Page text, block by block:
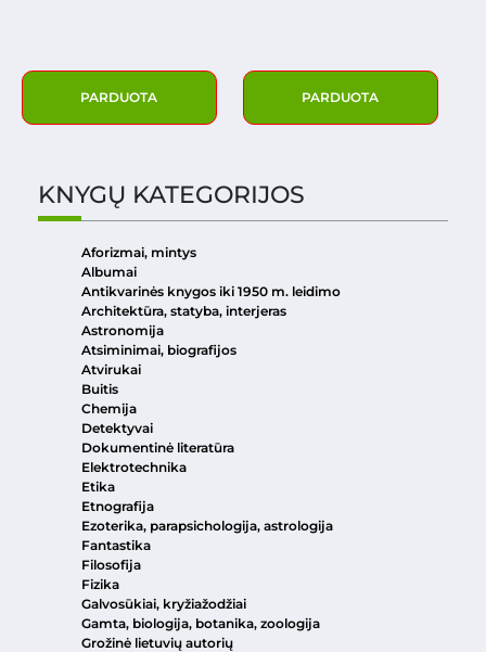
PARDUOTA PARDUOTA
KNYGŲ KATEGORIJOS
Aforizmai, mintys
Albumai
Antikvarinės knygos iki 1950 m. leidimo
Architektūra, statyba, interjeras
Astronomija
Atsiminimai, biografijos
Atvirukai
Buitis
Chemija
Detektyvai
Dokumentinė literatūra
Elektrotechnika
Etika
Etnografija
Ezoterika, parapsichologija, astrologija
Fantastika
Filosofija
Fizika
Galvosūkiai, kryžiažodžiai
Gamta, biologija, botanika, zoologija
Grožinė lietuvių autorių